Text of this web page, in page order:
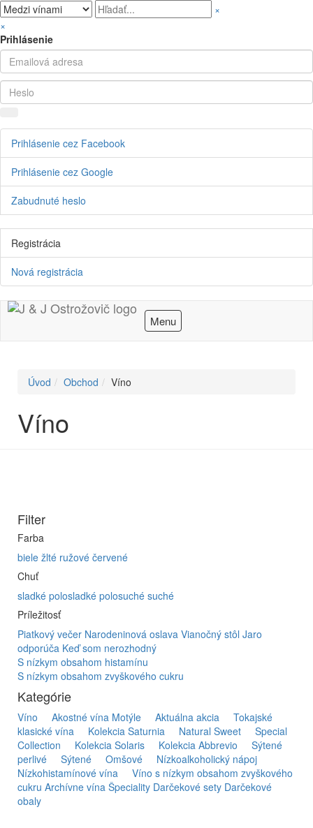
×
×
Prihlásenie
Prihlásenie cez Facebook
Prihlásenie cez Google
Zabudnuté heslo
Registrácia
Nová registrácia
Menu
Úvod Obchod Víno
Víno
Filter
Farba
biele žlté ružové červené
Chuť
sladké polosladké polosuché suché
Príležitosť
Piatkový večer Narodeninová oslava Vianočný stôl Jaro
odporúča Keď som nerozhodný
S nízkym obsahom histamínu
S nízkym obsahom zvyškového cukru
Kategórie
Víno Akostné vína Motýle Aktuálna akcia
Tokajské
klasické vína
Kolekcia Saturnia Natural Sweet
Special
Collection
Kolekcia Solaris Kolekcia Abbrevio
Sýtené
perlivé
Sýtené Omšové
Nízkoalkoholický nápoj
Nízkohistamínové vína
Víno s nízkym obsahom zvyškového
cukru Archívne vína Špeciality Darčekové sety Darčekové
obaly